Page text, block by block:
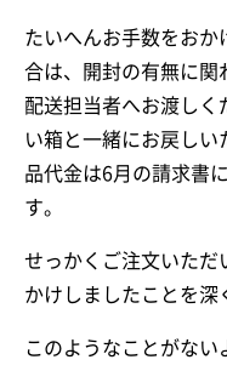
たいへんお手数をおか
合は、開封の有無に関
配送担当者へお渡しく
い箱と一緒にお戻しい
品代金は6月の請求書
す。
せっかくご注文いただ
かけしましたことを深
このようなことがない